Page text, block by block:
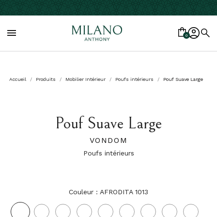
 0
Accueil Produits Mobilier Intérieur Poufs intérieurs Pouf Suave Large
Pouf Suave Large
VONDOM
Poufs intérieurs
Couleur : AFRODITA 1013
AFRODITAAGUACATEAMATITSAANTHRACITEAQUAMARINA
ARTEMISEBACCOBERRYBOSC